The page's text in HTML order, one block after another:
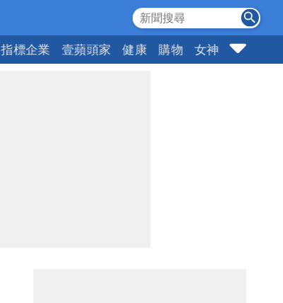
指標企業 壹蘋頭家 健康 購物 女神 10點強打